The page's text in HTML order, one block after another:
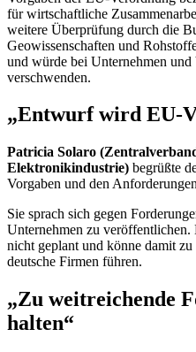
für wirtschaftliche
weitere Überprüfung durch die
Geowissenschaften und
und würde bei Unternehmen
verschwenden.
„Entwurf wird EU-
Patricia Solaro
Elektronikindustrie) begrüßte
Vorgaben und den
Sie sprach sich gegen
Unternehmen zu
nicht geplant und könne damit
deutsche Firmen führen.
„Zu weitreichende
halten“